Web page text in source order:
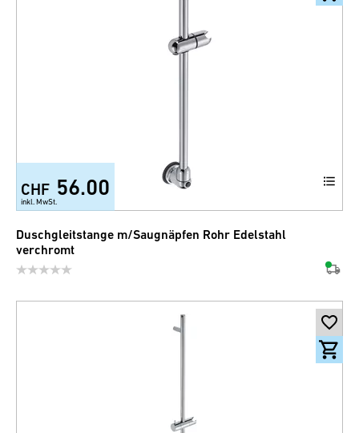
CHF 56.00
inkl. MwSt.
Duschgleitstange m/Saugnäpfen Rohr Edelstahl
verchromt